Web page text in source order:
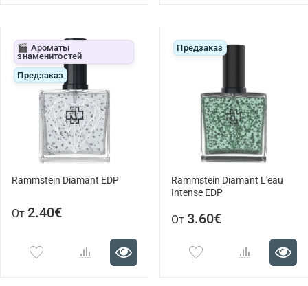
🎬 Ароматы
знаменитостей
Предзаказ
Rammstein Diamant EDP
От 2.40€
Предзаказ
Rammstein Diamant L'eau
Intense EDP
От 3.60€